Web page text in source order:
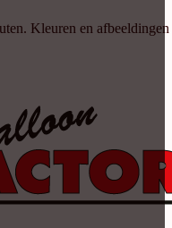
Kleuren en